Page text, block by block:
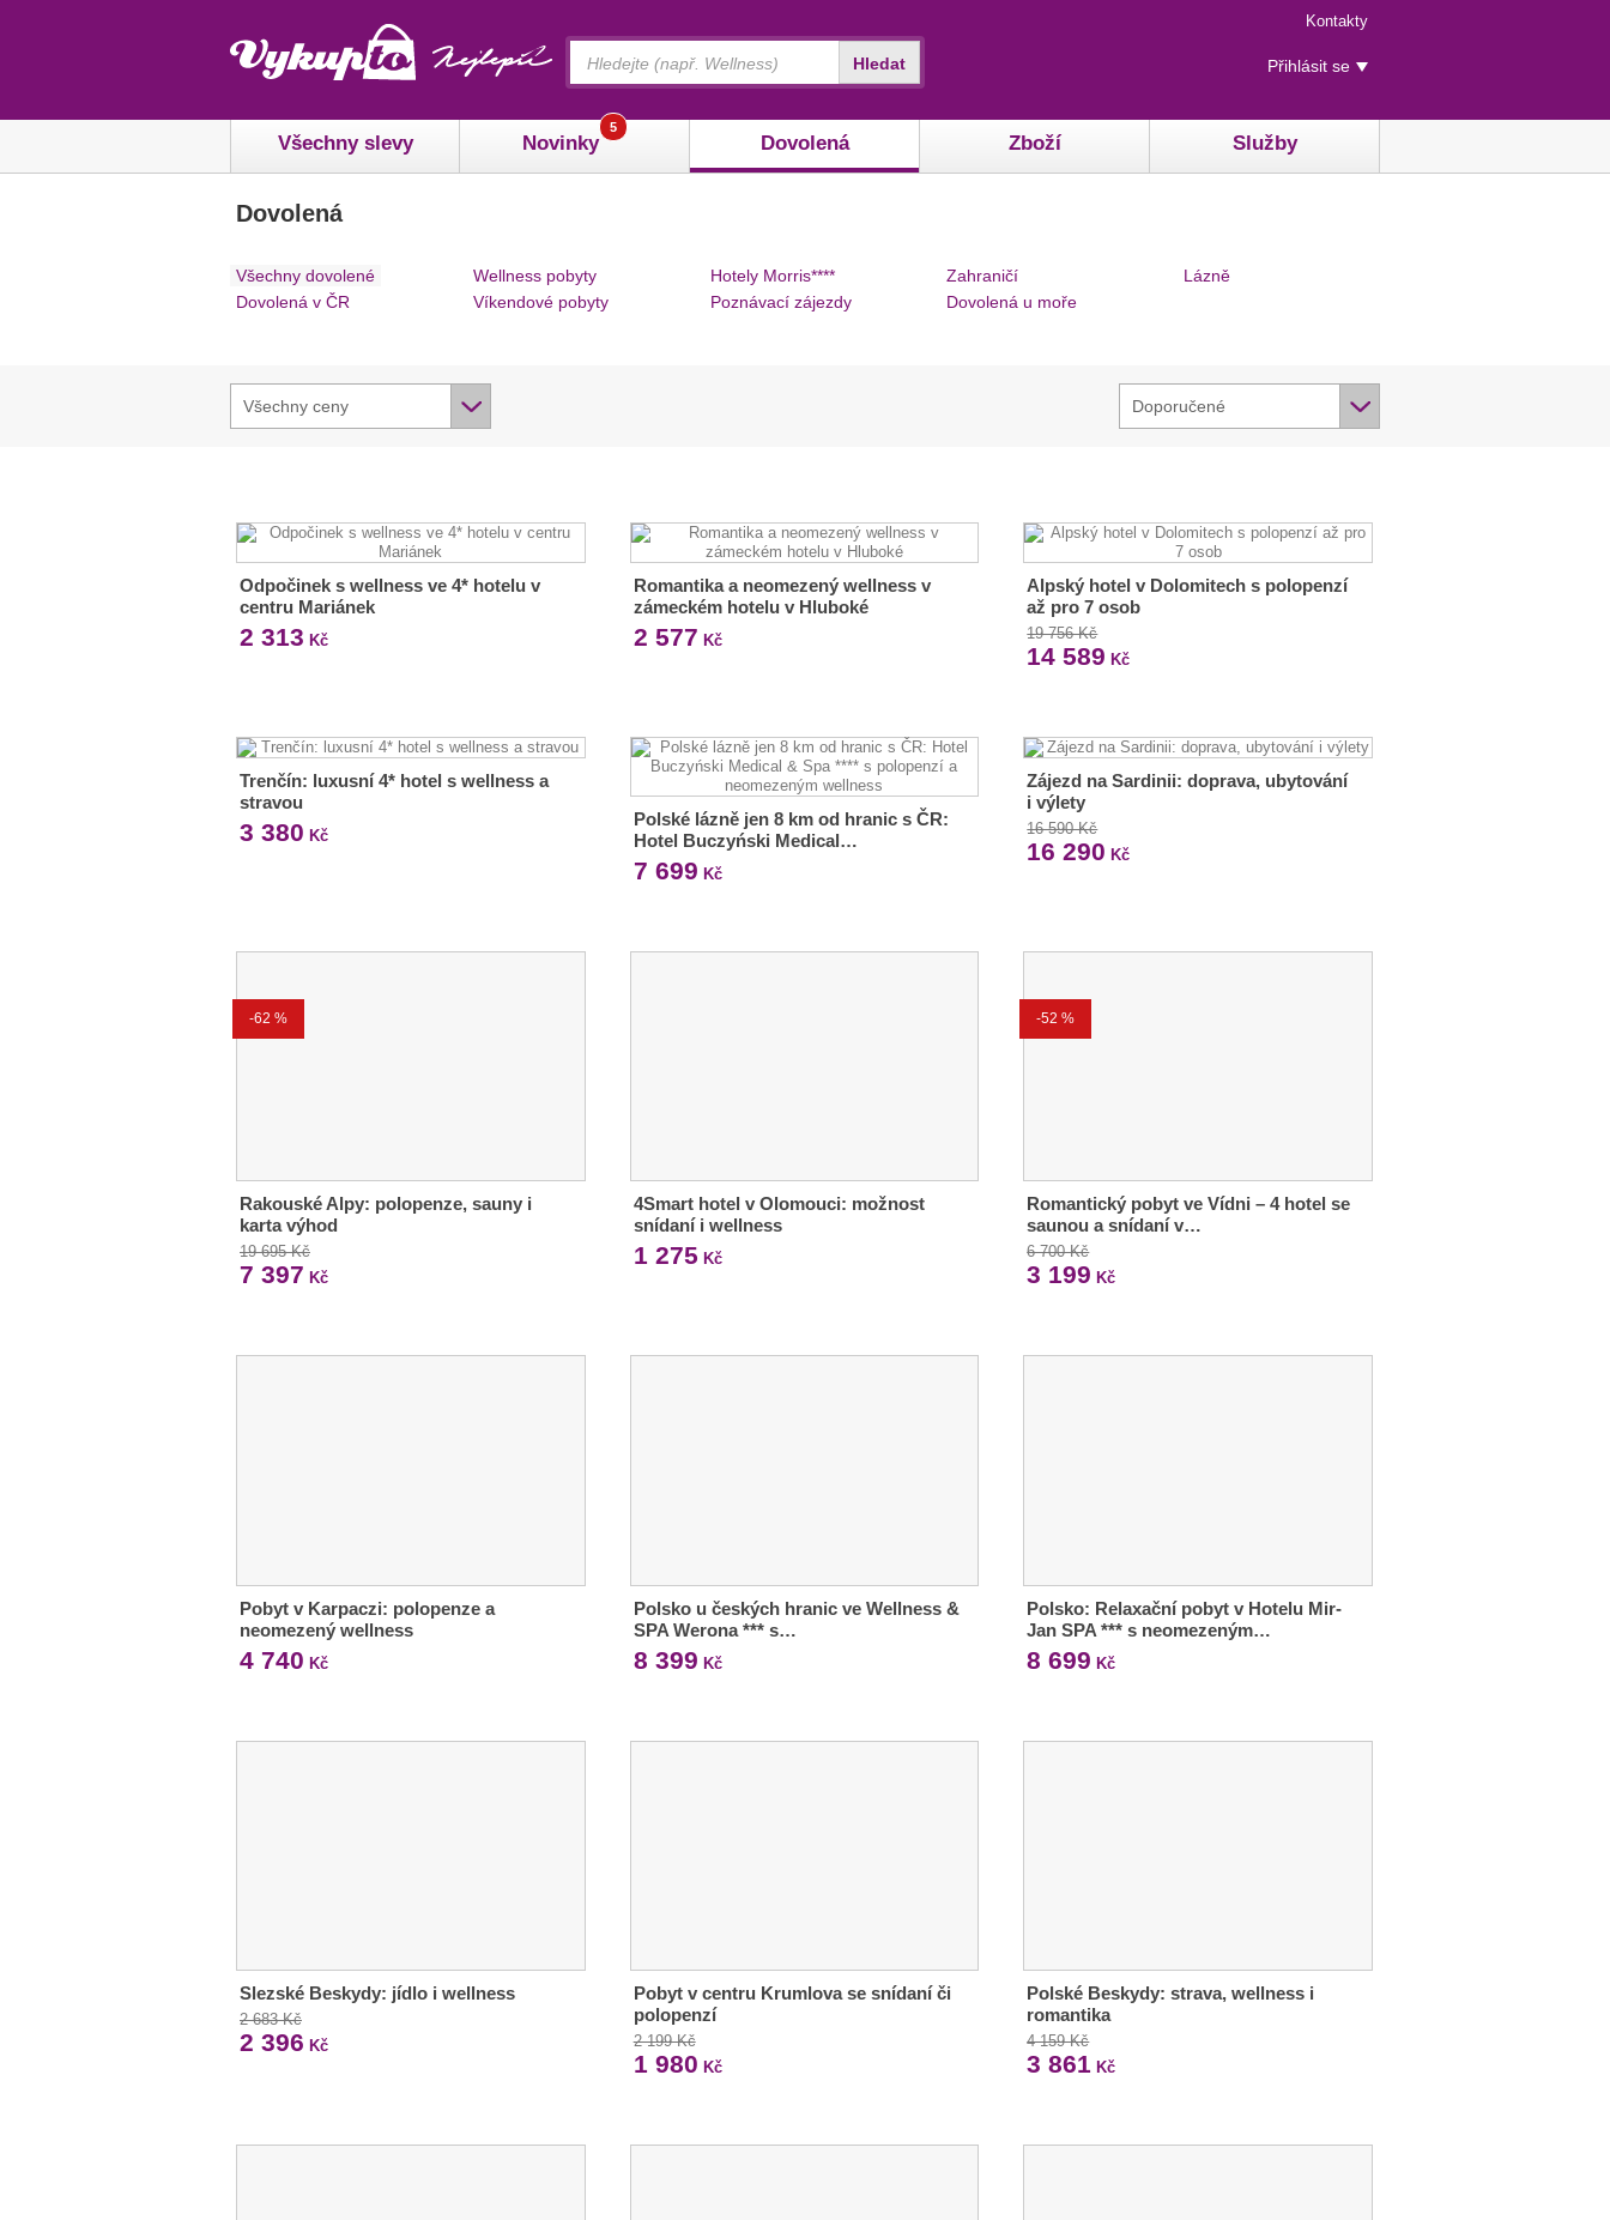
Menu
rychlého
přístupu
Kontakty
Uživatelské
menu
Přihlásit se
Všechny slevy Novinky
5
Dovolená Zboží Služby
Hledat
Dovolená
Všechny dovolené
Dovolená v ČR
Wellness pobyty
Víkendové pobyty
Hotely Morris****
Poznávací zájezdy
Zahraničí
Dovolená u moře
Lázně
Všechny ceny Doporučené
Odpočinek s wellness ve 4* hotelu v
centru Mariánek
2 313 Kč
Romantika a neomezený wellness v
zámeckém hotelu v Hluboké
2 577 Kč
Alpský hotel v Dolomitech s polopenzí
až pro 7 osob
19 756 Kč
14 589 Kč
Trenčín: luxusní 4* hotel s wellness a
stravou
3 380 Kč
Polské lázně jen 8 km od hranic s ČR:
Hotel Buczyński Medical…
7 699 Kč
Zájezd na Sardinii: doprava, ubytování
i výlety
16 590 Kč
16 290 Kč
-62 %
Rakouské Alpy: polopenze, sauny i
karta výhod
19 695 Kč
7 397 Kč
4Smart hotel v Olomouci: možnost
snídaní i wellness
1 275 Kč
-52 %
Romantický pobyt ve Vídni – 4 hotel se
saunou a snídaní v…
6 700 Kč
3 199 Kč
Pobyt v Karpaczi: polopenze a
neomezený wellness
4 740 Kč
Polsko u českých hranic ve Wellness &
SPA Werona *** s…
8 399 Kč
Polsko: Relaxační pobyt v Hotelu Mir-
Jan SPA *** s neomezeným…
8 699 Kč
Slezské Beskydy: jídlo i wellness
2 683 Kč
2 396 Kč
Pobyt v centru Krumlova se snídaní či
polopenzí
2 199 Kč
1 980 Kč
Polské Beskydy: strava, wellness i
romantika
4 159 Kč
3 861 Kč